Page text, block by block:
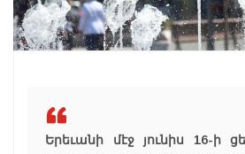
Երեւանի մէջ յունիս 16-ի